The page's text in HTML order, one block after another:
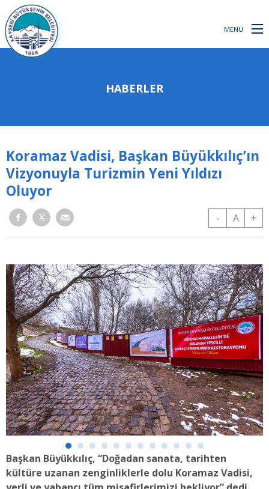
MENÜ
HABERLER
Koramaz Vadisi, Başkan Büyükkılıç’ın
Vizyonuyla Turizmin Yeni Yıldızı
Oluyor
- A +
Başkan Büyükkılıç, “Doğadan sanata, tarihten
kültüre uzanan zenginliklerle dolu Koramaz Vadisi,